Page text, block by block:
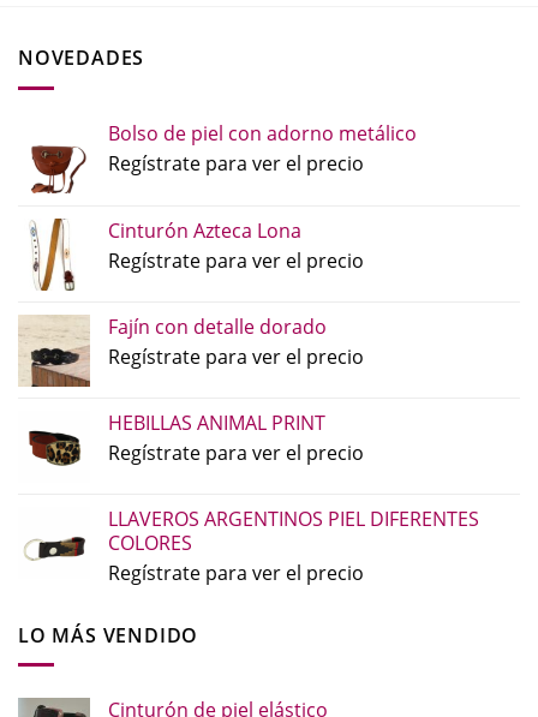
NOVEDADES
Bolso de piel con adorno metálico
Regístrate para ver el precio
Cinturón Azteca Lona
Regístrate para ver el precio
Fajín con detalle dorado
Regístrate para ver el precio
HEBILLAS ANIMAL PRINT
Regístrate para ver el precio
LLAVEROS ARGENTINOS PIEL DIFERENTES
COLORES
Regístrate para ver el precio
LO MÁS VENDIDO
Cinturón de piel elástico